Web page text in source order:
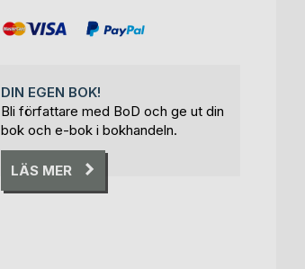
DIN EGEN BOK!
Bli författare med BoD och ge ut din
bok och e-bok i bokhandeln.
LÄS MER